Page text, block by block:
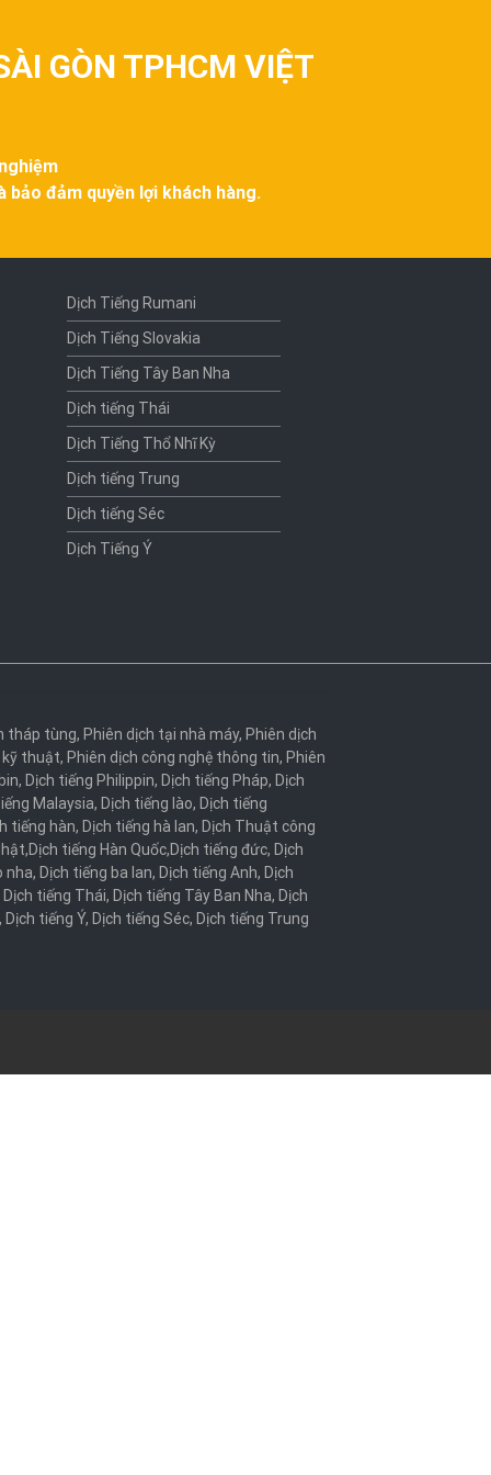
GÒN TPHCM VIỆT
đảm quyền lợi khách hàng.
Dịch Tiếng Rumani
Dịch Tiếng Slovakia
Dịch Tiếng Tây Ban Nha
Dịch tiếng Thái
Dịch Tiếng Thổ Nhĩ Kỳ
Dịch tiếng Trung
Dịch tiếng Séc
Dịch Tiếng Ý
tháp tùng, Phiên dịch tại nhà máy, Phiên dịch
kỹ thuật, Phiên dịch công nghệ thông tin, Phiên
, Dịch tiếng Philippin, Dịch tiếng Pháp, Dịch
Malaysia, Dịch tiếng lào, Dịch tiếng
tiếng hàn, Dịch tiếng hà lan, Dịch Thuật công
,Dịch tiếng Hàn Quốc,Dịch tiếng đức, Dịch
nha, Dịch tiếng ba lan, Dịch tiếng Anh, Dịch
Dịch tiếng Thái, Dịch tiếng Tây Ban Nha, Dịch
, Dịch tiếng Ý, Dịch tiếng Séc, Dịch tiếng Trung